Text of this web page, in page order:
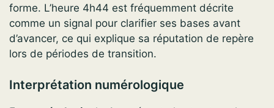
forme. L’heure 4h44 est fréquemment décrite
comme un signal pour clarifier ses bases avant
d’avancer, ce qui explique sa réputation de repère
lors de périodes de transition.
Interprétation numérologique